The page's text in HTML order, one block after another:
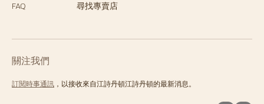
FAQ
尋找專賣店
關注我們
訂閱時事通訊 ，以接收來自江詩丹頓江詩丹頓的最新消息。